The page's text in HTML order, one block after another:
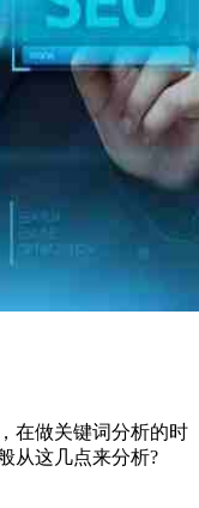
做关键词分析的时
从这几点来分析?